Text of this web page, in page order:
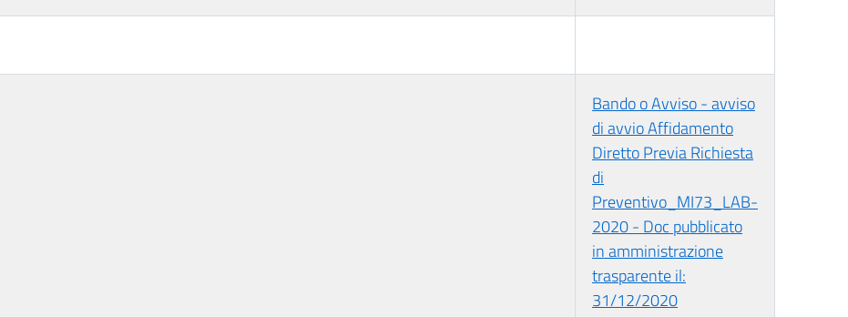
Bando o Avviso - avviso
di avvio Affidamento
Diretto Previa Richiesta
di
Preventivo_MI73_LAB-
2020 - Doc pubblicato
in amministrazione
trasparente il:
31/12/2020